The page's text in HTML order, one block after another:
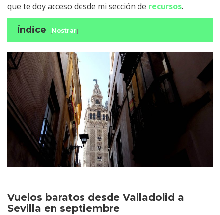
que te doy acceso desde mi sección de recursos.
Índice [Mostrar]
Vuelos baratos desde Valladolid a Sevilla
en septiembre
Vuelos desde Valladolid a Palma de
Mallorca en septiembre
Vuelos baratos desde Valladolid en
septiembre a Barcelona
Vuelos baratos desde Valladolid a
Sevilla en septiembre